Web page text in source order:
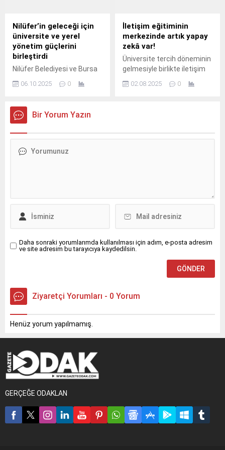
Nilüfer’in geleceği için
üniversite ve yerel
yönetim güçlerini
birleştirdi
Nilüfer Belediyesi ve Bursa
sürdürülebilir gelişimine
birliği protokolüne imza attı.
06.10.2025 0
İletişim eğitiminin
merkezinde artık yapay
zekâ var!
Üniversite tercih döneminin
gelmesiyle birlikte iletişim
isteyen aday öğrencilere yol
02.08.2025 0
Bir Yorum Yazın
Daha sonraki yorumlarımda kullanılması için adım, e-posta adresim
ve site adresim bu tarayıcıya kaydedilsin.
Ziyaretçi Yorumları - 0 Yorum
Henüz yorum yapılmamış.
GERÇEĞE ODAKLAN